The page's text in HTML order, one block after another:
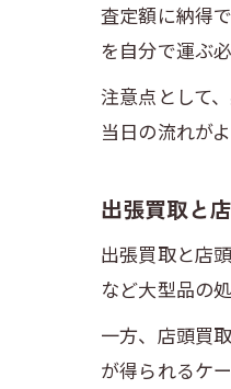
査定額に納得
を自分で運ぶ
注意点として
当日の流れが
出張買取と
出張買取と店
など大型品の
一方、店頭買
が得られるケ